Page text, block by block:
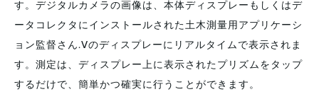
す。デジタルカメラの画像は、本体ディスプレーもしくはデ
ータコレクタにインストールされた土木測量用アプリケーシ
ョン監督さん.Vのディスプレーにリアルタイムで表示されま
す。測定は、ディスプレー上に表示されたプリズムをタップ
するだけで、簡単かつ確実に行うことができます。